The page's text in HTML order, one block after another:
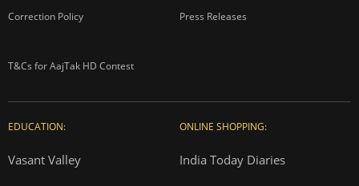
Correction Policy Press Releases
T&Cs for AajTak HD Contest
EDUCATION:
Vasant Valley
ONLINE SHOPPING:
India Today Diaries